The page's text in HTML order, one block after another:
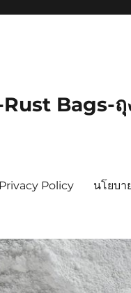
Bags-
Privacy Policy นโยบา